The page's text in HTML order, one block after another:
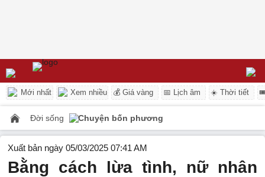
Mới nhất Xem nhiều 💰 Giá vàng 📅 Lịch âm ☀️ Thời tiết
Đời sống Chuyện bốn phương
Xuất bản ngày 05/03/2025 07:41 AM
Bằng cách lừa tình, nữ nhân